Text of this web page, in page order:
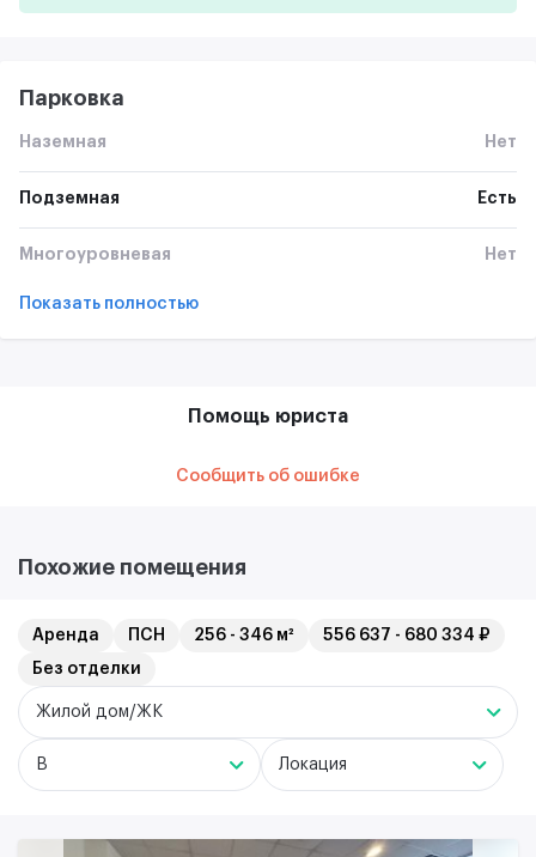
Парковка
Наземная Нет
Подземная Есть
Многоуровневая Нет
Показать полностью
Помощь юриста
Сообщить об ошибке
Похожие помещения
Аренда ПСН 256 - 346 м²
556 637 - 680 334 ₽
Без отделки
Жилой дом/ЖК
B Локация